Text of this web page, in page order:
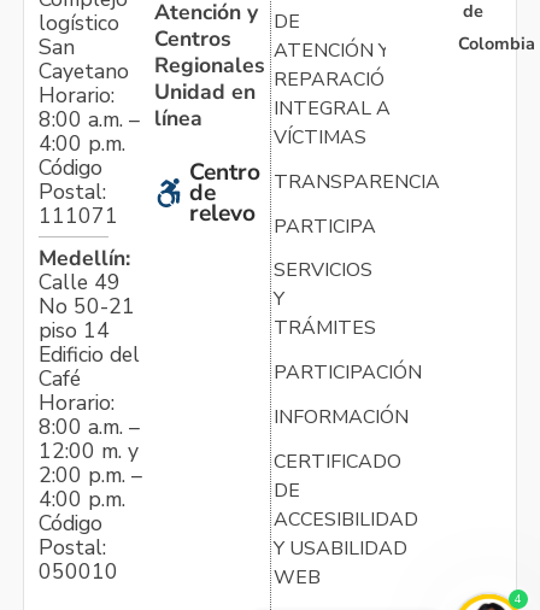
logístico
San
Cayetano
Horario:
8:00 a.m. –
4:00 p.m.
Código
Postal:
111071
Medellín:
Calle 49
No 50-21
piso 14
Edificio del
Café
Horario:
8:00 a.m. –
12:00 m. y
2:00 p.m. –
4:00 p.m.
Código
Postal:
050010
Atención y
Centros
Regionales
Unidad en
línea
Centro
de
relevo
DE
ATENCIÓN Y
REPARACIÓN
INTEGRAL A
VÍCTIMAS
TRANSPARENCIA
PARTICIPA
SERVICIOS
Y
TRÁMITES
PARTICIPACIÓN
INFORMACIÓN
CERTIFICADO
DE
ACCESIBILIDAD
Y USABILIDAD
WEB
de
Colombia
4